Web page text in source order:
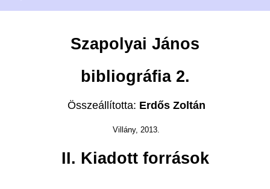
Szapolyai János
bibliográfia 2.
Összeállította: Erdős Zoltán
Villány, 2013.
II. Kiadott források